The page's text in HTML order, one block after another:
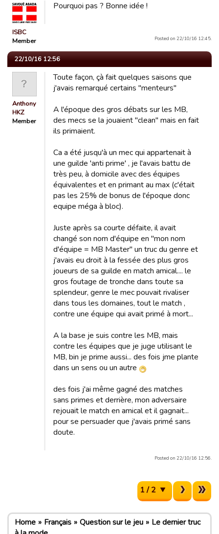
ISBC
Member
Pourquoi pas ? Bonne idée !
Posted on 22/10/16 12:45.
22/10/16 12:56
Anthony
HKZ
Member
Toute façon, çà fait quelques saisons que
j'avais remarqué certains "menteurs"
A l'époque des gros débats sur les MB,
des mecs se la jouaient "clean" mais en fait
ils primaient.
Ca a été jusqu'à un mec qui appartenait à
une guilde 'anti prime' , je l'avais battu de
très peu, à domicile avec des équipes
équivalentes et en primant au max (c'était
pas les 25% de bonus de l'époque donc
equipe méga à bloc).
Juste après sa courte défaite, il avait
changé son nom d'équipe en "mon nom
d'équipe = MB Master" un truc du genre et
j'avais eu droit à la fessée des plus gros
joueurs de sa guilde en match amical.... le
gros foutage de tronche dans toute sa
splendeur, genre le mec pouvait rivaliser
dans tous les domaines, tout le match ,
contre une équipe qui avait primé à mort...
A la base je suis contre les MB, mais
contre les équipes que je juge utilisant le
MB, bin je prime aussi... des fois jme plante
dans un sens ou un autre
des fois j'ai même gagné des matches
sans primes et derrière, mon adversaire
rejouait le match en amical et il gagnait...
pour se persuader que j'avais primé sans
doute.
Posted on 22/10/16 12:56.
1 / 2
Home Français Question sur le jeu
Le dernier truc